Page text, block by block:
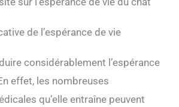
de l’espérance de vie
considérablement l’espérance
effet, les nombreuses
qu’elle entraîne peuvent